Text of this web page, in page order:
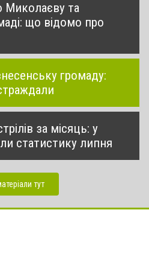
Миколаєву та
що відомо про
громаду:
за місяць: у
статистику липня
тут